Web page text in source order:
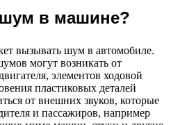
шум в машине?
вызывать шум в автомобиле.
могут возникать от
элементов ходовой
пластиковых деталей
от внешних звуков, которые
и пассажиров, например